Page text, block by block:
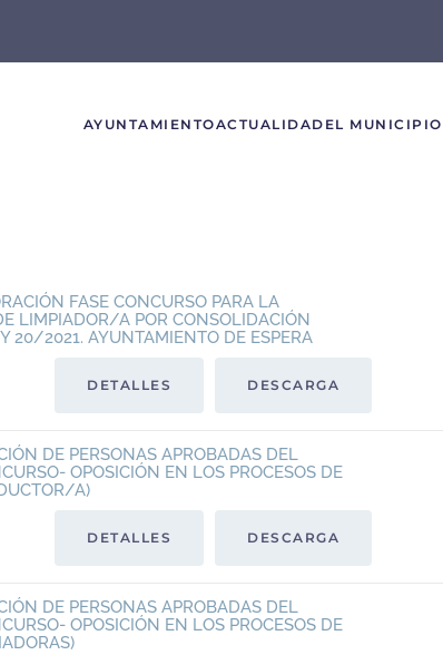
AYUNTAMIENTOACTUALIDAD EL MUNICIPIO
FASE CONCURSO PARA LA
LIMPIADOR/A POR CONSOLIDACIÓN
20/2021. AYUNTAMIENTO DE ESPERA
DESCARGA
DETALLES
DE PERSONAS APROBADAS DEL
OPOSICIÓN EN LOS PROCESOS DE
A)
DESCARGA
DETALLES
DE PERSONAS APROBADAS DEL
OPOSICIÓN EN LOS PROCESOS DE